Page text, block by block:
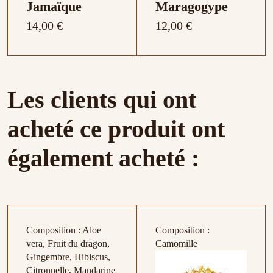
Jamaïque
14,00 €
Maragogype
12,00 €
de la passion, lavande,
noisette
Promotions
-30%
Yemen Haraz
17,50 €25,00 €
Noisette, fraise et
goyave
Promotions
-30%
Yemen Sumara
17,50 €25,00 €
Les clients qui ont
acheté ce produit ont
également acheté :
Composition : Aloe
vera, Fruit du dragon,
Gingembre, Hibiscus,
Citronnelle, Mandarine
Composition :
Camomille